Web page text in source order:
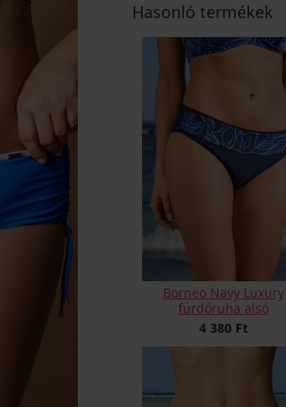
Hasonló termékek
Borneo Navy Luxury
fürdőruha alsó
4 380 Ft